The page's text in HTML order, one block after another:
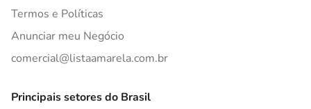
Termos e Políticas
Anunciar meu Negócio
comercial@listaamarela.com.br
Principais setores do Brasil